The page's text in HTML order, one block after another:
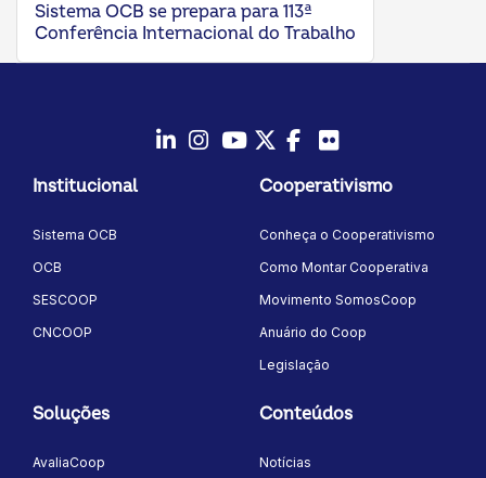
Sistema OCB se prepara para 113ª
Conferência Internacional do Trabalho
Instagram
YoutubeTwitter/X
Facebook
Institucional
Sistema OCB
OCB
SESCOOP
CNCOOP
Cooperativismo
Conheça o Cooperativismo
Como Montar Cooperativa
Movimento SomosCoop
Anuário do Coop
Legislação
Soluções
AvaliaCoop
Conteúdos
Notícias